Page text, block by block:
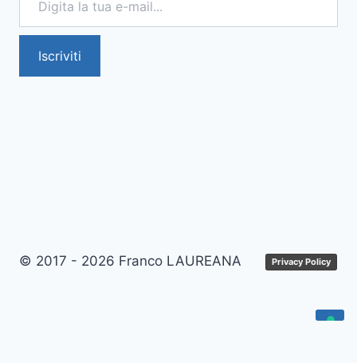
Iscriviti
© 2017 - 2026 Franco LAUREANA Privacy Policy